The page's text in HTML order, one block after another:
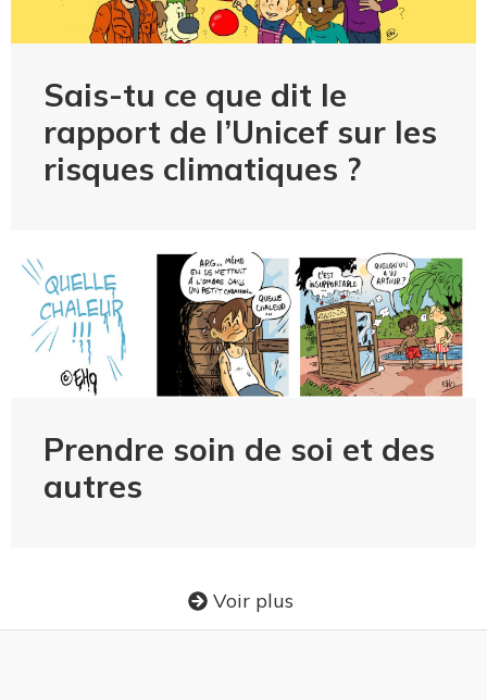
Sais-tu ce que dit le
rapport de l’Unicef sur les
risques climatiques ?
Prendre soin de soi et des
autres
Voir plus